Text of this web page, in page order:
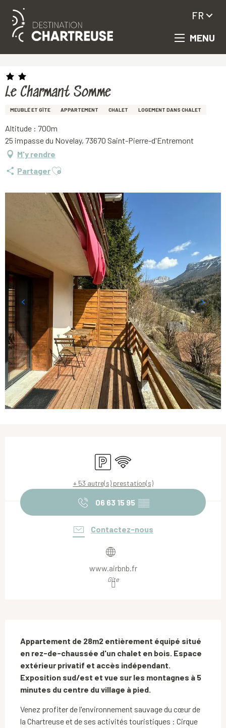
Aller
principal
MENU
FR
Le Charmant Somme
MEUBLÉ ET GÎTE APPARTEMENT CHALET LOGEMENT DANS CHALET
Altitude : 700m
25 impasse du Novelay, 73670 Saint-Pierre-d'Entremont
M'y rendre
PartagerAjouter aux favoris
ParkingWiFi
+ 53 autre(s) prestation(s)
06 63 15 95 ▒▒
Contactez-nous
www.airbnb.fr
Gîte
Appartement de 28m2 entièrement équipé situé
en rez-de-chaussée d'un chalet en bois. Espace
extérieur privatif et accès indépendant.
Exposition sud/est et vue sur les montagnes à 5
minutes du centre du village à pied.
Venez profiter de l'environnement sauvage du cœur de
la Chartreuse et de ses activités touristiques : Cirque